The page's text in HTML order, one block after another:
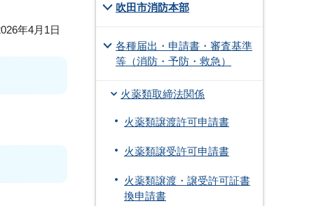
年4月1日
吹田市消防本部
各種届出・申請書・審査基準
等（消防・予防・救急）
火薬類取締法関係
火薬類譲渡許可申請書
火薬類譲受許可申請書
火薬類譲渡・譲受許可証書
換申請書